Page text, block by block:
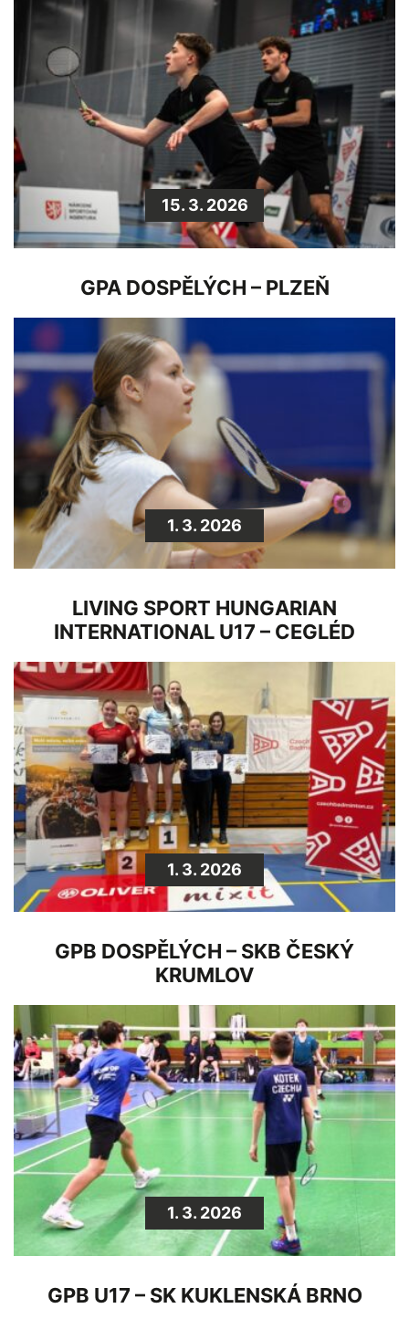
15. 3. 2026
GPA DOSPĚLÝCH – PLZEŇ
1. 3. 2026
LIVING SPORT HUNGARIAN
INTERNATIONAL U17 – CEGLÉD
1. 3. 2026
GPB DOSPĚLÝCH – SKB ČESKÝ
KRUMLOV
1. 3. 2026
GPB U17 – SK KUKLENSKÁ BRNO